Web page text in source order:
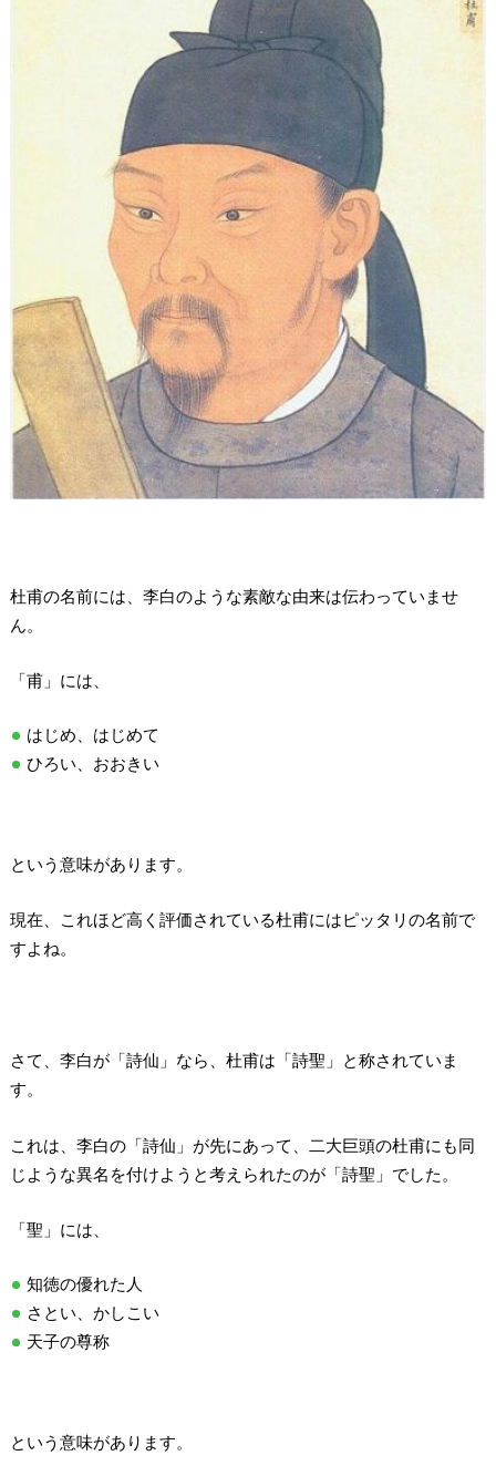
杜甫の名前には、李白のような素敵な由来は伝わっていませ
ん。
「甫」には、
はじめ、はじめて
ひろい、おおきい
という意味があります。
現在、これほど高く評価されている杜甫にはピッタリの名前で
すよね。
さて、李白が「詩仙」なら、杜甫は「詩聖」と称されていま
す。
これは、李白の「詩仙」が先にあって、二大巨頭の杜甫にも同
じような異名を付けようと考えられたのが「詩聖」でした。
「聖」には、
知徳の優れた人
さとい、かしこい
天子の尊称
という意味があります。